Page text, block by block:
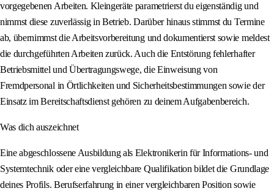
vorgegebenen Arbeiten. Kleingeräte parametrierst du eigenständig und
nimmst diese zuverlässig in Betrieb. Darüber hinaus stimmst du Termine
ab, übernimmst die Arbeitsvorbereitung und dokumentierst sowie meldest
die durchgeführten Arbeiten zurück. Auch die Entstörung fehlerhafter
Betriebsmittel und Übertragungswege, die Einweisung von
Fremdpersonal in Örtlichkeiten und Sicherheitsbestimmungen sowie der
Einsatz im Bereitschaftsdienst gehören zu deinem Aufgabenbereich.
Was dich auszeichnet
Eine abgeschlossene Ausbildung als Elektronikerin für Informations- und
Systemtechnik oder eine vergleichbare Qualifikation bildet die Grundlage
deines Profils. Berufserfahrung in einer vergleichbaren Position sowie